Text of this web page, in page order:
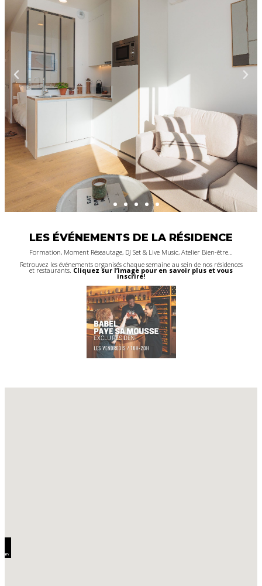
Intégrez un poste de travail dans un Coworking dernier cri, où
il fait bon de travailler. Pass journée, open space, bureau
EXPLORER LES SOLUTIONS DE TRAVAIL
LES ÉVÉNEMENTS DE LA RÉSIDENCE
Formation, Moment Réseautage, DJ Set & Live Music, Atelier Bien-être…
Retrouvez les événements organisés chaque semaine au sein de nos résidences
et restaurants. Cliquez sur l’image pour en savoir plus et vous
inscrire!